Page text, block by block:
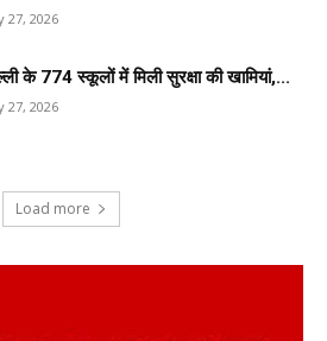
27, 2026
के 774 स्कूलों में मिली सुरक्षा की खामियां,...
27, 2026
Load more